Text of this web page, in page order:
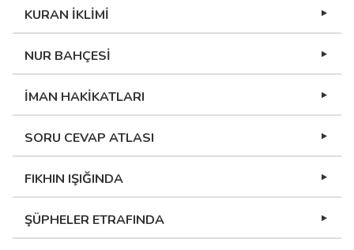
KURAN İKLİMİ
NUR BAHÇESİ
İMAN HAKİKATLARI
SORU CEVAP ATLASI
FIKHIN IŞIĞINDA
ŞÜPHELER ETRAFINDA